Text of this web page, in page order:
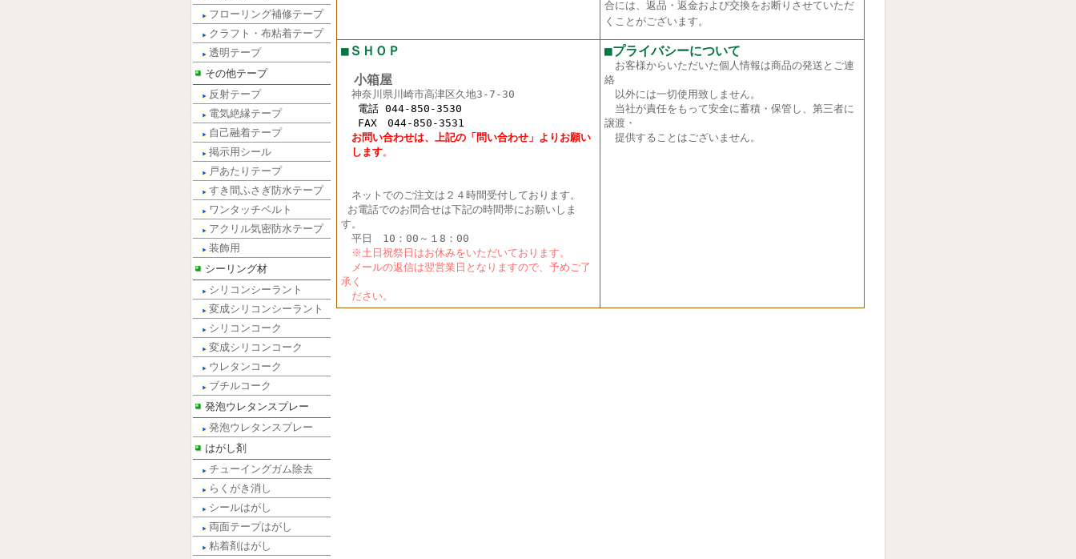
フローリング補修テープ
クラフト・布粘着テープ
透明テープ
その他テープ
反射テープ
電気絶縁テープ
自己融着テープ
掲示用シール
戸あたりテープ
すき間ふさぎ防水テープ
ワンタッチベルト
アクリル気密防水テープ
装飾用
シーリング材
シリコンシーラント
変成シリコンシーラント
シリコンコーク
変成シリコンコーク
ウレタンコーク
ブチルコーク
発泡ウレタンスプレー
発泡ウレタンスプレー
はがし剤
チューイングガム除去
らくがき消し
シールはがし
両面テープはがし
粘着剤はがし
合には、返品・返金および交換をお断りさせていただ
くことがございます。
■ＳＨＯＰ
小箱屋
神奈川県川崎市高津区久地3-7-30
電話 044-850-3530
FAX 044-850-3531
お問い合わせは、上記の「問い合わせ」よりお願い
し ます。
ネットでのご注文は２４時間受付しております。
お電話でのお問合せは下記の時間帯にお願いしま
す。
平日 10：00～１8：00
※土日祝祭日はお休みをいただいております。
メールの返信は翌営業日となりますので、予めご了
承く
ださい。
■プライバシーについて
お客様からいただいた個人情報は商品の発送とご連
絡
以外には一切使用致しません。
当社が責任をもって安全に蓄積・保管し、第三者に
譲渡・
提供することはございません。